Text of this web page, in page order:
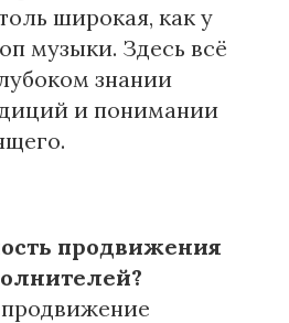
широкая, как у
музыки. Здесь всё
знании
и понимании
продвижения